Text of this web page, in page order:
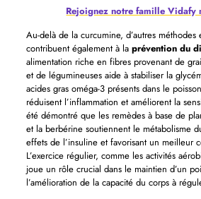
Rejoignez notre famille Vidafy
Au-delà de la curcumine, d’autres méthodes
contribuent également à la prévention du
alimentation riche en fibres provenant de
et de légumineuses aide à stabiliser la
acides gras oméga-3 présents dans le
réduisent l’inflammation et améliorent la
été démontré que les remèdes à base de
et la berbérine soutiennent le métabolisme
effets de l’insuline et favorisant un meilleur
L’exercice régulier, comme les activités
joue un rôle crucial dans le maintien d’un
l’amélioration de la capacité du corps à